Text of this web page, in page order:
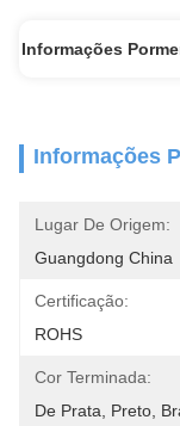
Informações
Informações
Lugar De Origem:
Guangdong China
Certificação:
ROHS
Cor Terminada:
De Prata, Preto,